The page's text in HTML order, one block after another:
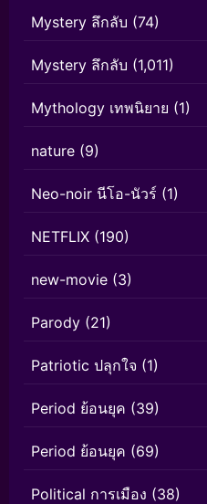
Mystery ลึกลับ (74)
Mystery ลึกลับ (1,011)
Mythology เทพนิยาย (1)
nature (9)
Neo-noir นีโอ-นัวร์ (1)
NETFLIX (190)
new-movie (3)
Parody (21)
Patriotic ปลุกใจ (1)
Period ย้อนยุค (39)
Period ย้อนยุค (69)
Political การเมือง (38)